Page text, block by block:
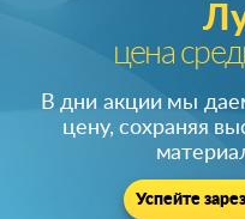
цена
В дни акции мы
цену, сохраняя
Успейте